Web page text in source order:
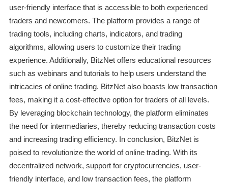
user-friendly interface that is accessible to both experienced
traders and newcomers. The platform provides a range of
trading tools, including charts, indicators, and trading
algorithms, allowing users to customize their trading
experience. Additionally, BitzNet offers educational resources
such as webinars and tutorials to help users understand the
intricacies of online trading. BitzNet also boasts low transaction
fees, making it a cost-effective option for traders of all levels.
By leveraging blockchain technology, the platform eliminates
the need for intermediaries, thereby reducing transaction costs
and increasing trading efficiency. In conclusion, BitzNet is
poised to revolutionize the world of online trading. With its
decentralized network, support for cryptocurrencies, user-
friendly interface, and low transaction fees, the platform